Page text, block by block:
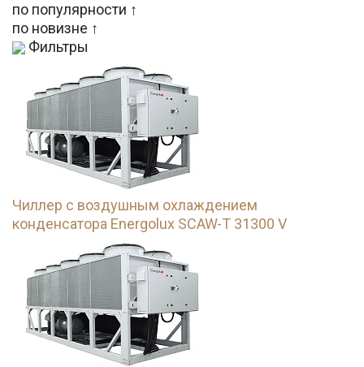
по популярности ↑
по новизне ↑
Фильтры
Чиллер с воздушным охлаждением
конденсатора Energolux SCAW-T 31300 V